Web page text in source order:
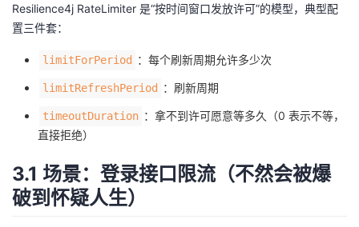
Resilience4j RateLimiter 是“按时间窗口发放许可”的模型，典型配
置三件套：
limitForPeriod ：每个刷新周期允许多少次
limitRefreshPeriod ：刷新周期
timeoutDuration ：拿不到许可愿意等多久（0 表示不等，
直接拒绝）
3.1 场景：登录接口限流（不然会被爆
破到怀疑人生）